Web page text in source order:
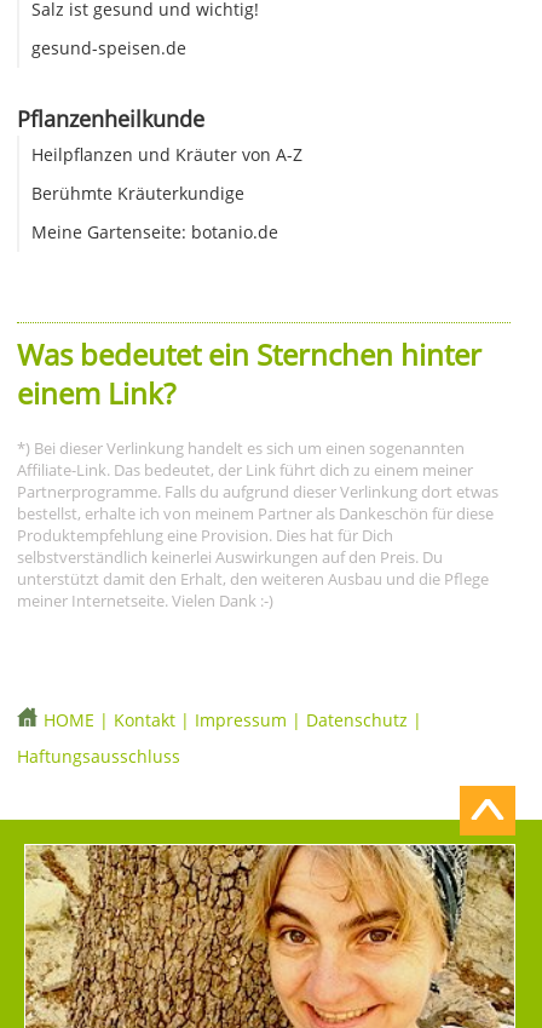
Salz ist gesund und wichtig!
gesund-speisen.de
Pflanzenheilkunde
Heilpflanzen und Kräuter von A-Z
Berühmte Kräuterkundige
Meine Gartenseite: botanio.de
Was bedeutet ein Sternchen hinter
einem Link?
*) Bei dieser Verlinkung handelt es sich um einen sogenannten
Affiliate-Link. Das bedeutet, der Link führt dich zu einem meiner
Partnerprogramme. Falls du aufgrund dieser Verlinkung dort etwas
bestellst, erhalte ich von meinem Partner als Dankeschön für diese
Produktempfehlung eine Provision. Dies hat für Dich
selbstverständlich keinerlei Auswirkungen auf den Preis. Du
unterstützt damit den Erhalt, den weiteren Ausbau und die Pflege
meiner Internetseite. Vielen Dank :-)
HOME | Kontakt | Impressum | Datenschutz |
Haftungsausschluss